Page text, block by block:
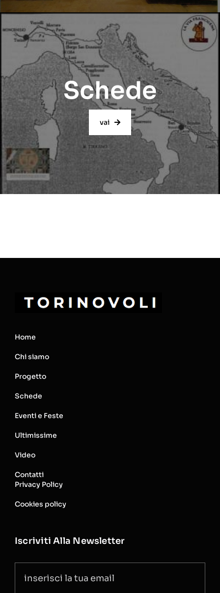
Schede
vai
Home
Chi siamo
Progetto
Schede
Eventi e Feste
Ultimissime
Video
Contatti
Privacy Policy
Cookies policy
Iscriviti Alla Newsletter